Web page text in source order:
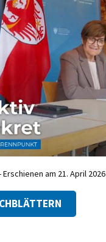
am 21. April 2026